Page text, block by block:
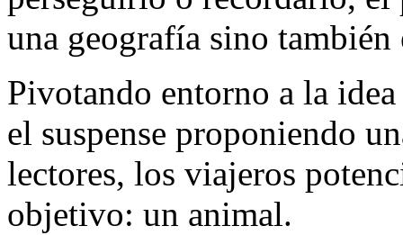
una geografía sino
Pivotando entorno a la
el suspense proponiendo
lectores, los viajeros
objetivo: un animal.